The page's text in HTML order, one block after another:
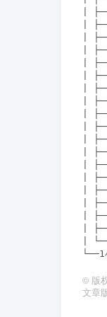
|
|
|
|
|
|
|
|
|
|
|
|
|
|
|
|
|
|
|
© 版
文章